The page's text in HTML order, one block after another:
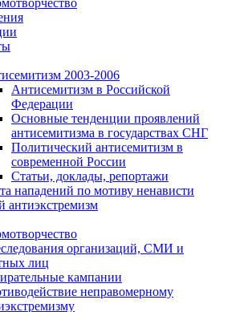
2003-2006
Антисемитизм в Российской
Федерации
Основные тенденции проявлений
антисемитизма в государствах СНГ
Политический антисемитизм в
современной России
Статьи, доклады, репортажи
нападений по мотиву ненависти
антиэкстремизм
организаций, СМИ и
лиц
кампании
неправомерному